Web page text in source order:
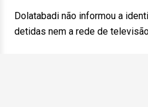
Dolatabadi não informou a
detidas nem a rede de